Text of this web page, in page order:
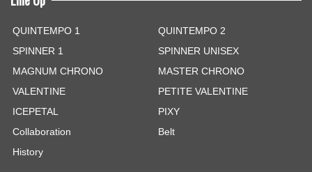
QUINTEMPO 1
QUINTEMPO 2
SPINNER 1
SPINNER UNISEX
MAGNUM CHRONO
MASTER CHRONO
VALENTINE
PETITE VALENTINE
ICEPETAL
PIXY
Collaboration
Belt
History